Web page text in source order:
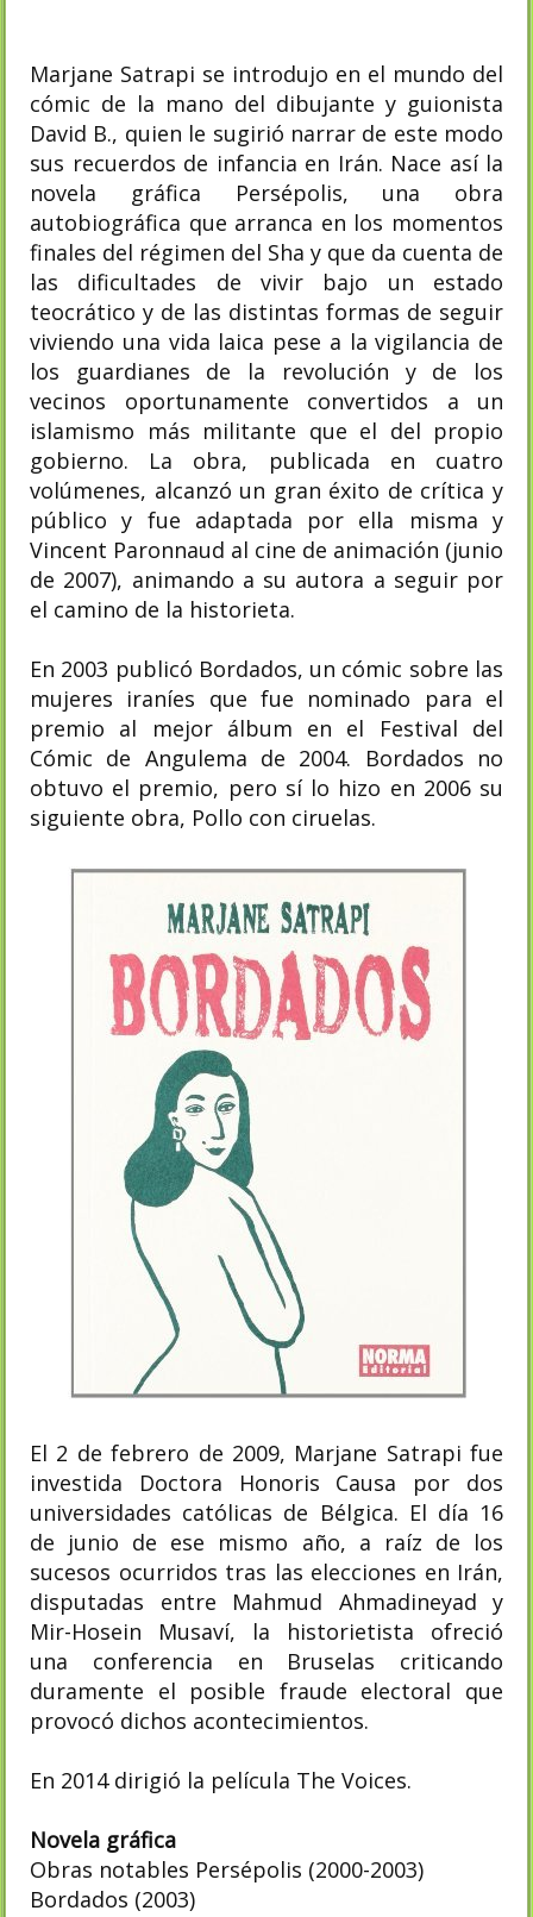
Marjane Satrapi se introdujo en el mundo del
cómic de la mano del dibujante y guionista
David B., quien le sugirió narrar de este modo
sus recuerdos de infancia en Irán. Nace así la
novela gráfica Persépolis, una obra
autobiográfica que arranca en los momentos
finales del régimen del Sha y que da cuenta de
las dificultades de vivir bajo un estado
teocrático y de las distintas formas de seguir
viviendo una vida laica pese a la vigilancia de
los guardianes de la revolución y de los
vecinos oportunamente convertidos a un
islamismo más militante que el del propio
gobierno. La obra, publicada en cuatro
volúmenes, alcanzó un gran éxito de crítica y
público y fue adaptada por ella misma y
Vincent Paronnaud al cine de animación (junio
de 2007), animando a su autora a seguir por
el camino de la historieta.
En 2003 publicó Bordados, un cómic sobre las
mujeres iraníes que fue nominado para el
premio al mejor álbum en el Festival del
Cómic de Angulema de 2004. Bordados no
obtuvo el premio, pero sí lo hizo en 2006 su
siguiente obra, Pollo con ciruelas.
El 2 de febrero de 2009, Marjane Satrapi fue
investida Doctora Honoris Causa por dos
universidades católicas de Bélgica. El día 16
de junio de ese mismo año, a raíz de los
sucesos ocurridos tras las elecciones en Irán,
disputadas entre Mahmud Ahmadineyad y
Mir-Hosein Musaví, la historietista ofreció
una conferencia en Bruselas criticando
duramente el posible fraude electoral que
provocó dichos acontecimientos.
En 2014 dirigió la película The Voices.
Novela gráfica
Obras notables Persépolis (2000-2003)
Bordados (2003)